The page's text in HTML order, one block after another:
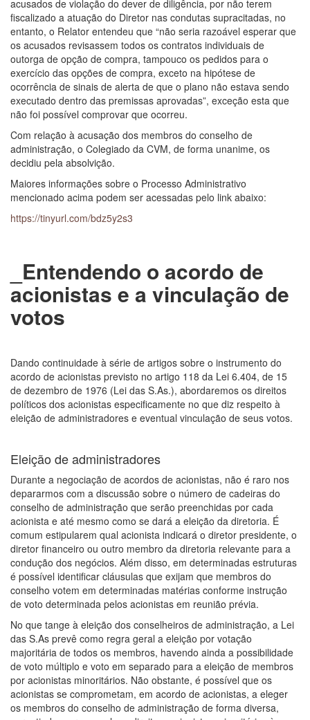
acusados de violação do dever de diligência, por não terem
fiscalizado a atuação do Diretor nas condutas supracitadas, no
entanto, o Relator entendeu que “não seria razoável esperar que
os acusados revisassem todos os contratos individuais de
outorga de opção de compra, tampouco os pedidos para o
exercício das opções de compra, exceto na hipótese de
ocorrência de sinais de alerta de que o plano não estava sendo
executado dentro das premissas aprovadas”, exceção esta que
não foi possível comprovar que ocorreu.
Com relação à acusação dos membros do conselho de
administração, o Colegiado da CVM, de forma unanime, os
decidiu pela absolvição.
Maiores informações sobre o Processo Administrativo
mencionado acima podem ser acessadas pelo link abaixo:
https://tinyurl.com/bdz5y2s3
_Entendendo o acordo de
acionistas e a vinculação de
votos
Dando continuidade à série de artigos sobre o instrumento do
acordo de acionistas previsto no artigo 118 da Lei 6.404, de 15
de dezembro de 1976 (Lei das S.As.), abordaremos os direitos
políticos dos acionistas especificamente no que diz respeito à
eleição de administradores e eventual vinculação de seus votos.
Eleição de administradores
Durante a negociação de acordos de acionistas, não é raro nos
depararmos com a discussão sobre o número de cadeiras do
conselho de administração que serão preenchidas por cada
acionista e até mesmo como se dará a eleição da diretoria. É
comum estipularem qual acionista indicará o diretor presidente, o
diretor financeiro ou outro membro da diretoria relevante para a
condução dos negócios. Além disso, em determinadas estruturas
é possível identificar cláusulas que exijam que membros do
conselho votem em determinadas matérias conforme instrução
de voto determinada pelos acionistas em reunião prévia.
No que tange à eleição dos conselheiros de administração, a Lei
das S.As prevê como regra geral a eleição por votação
majoritária de todos os membros, havendo ainda a possibilidade
de voto múltiplo e voto em separado para a eleição de membros
por acionistas minoritários. Não obstante, é possível que os
acionistas se comprometam, em acordo de acionistas, a eleger
os membros do conselho de administração de forma diversa,